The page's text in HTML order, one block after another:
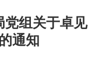
党组关于卓见
通知